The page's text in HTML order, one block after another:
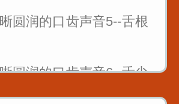
圆润的口齿声音5--舌根
圆润的口齿声音6--舌尖